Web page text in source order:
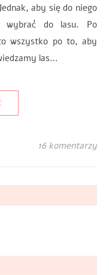
aby się do niego
wybrać do lasu. Po
wszystko po to, aby
las…
16 komentarzy